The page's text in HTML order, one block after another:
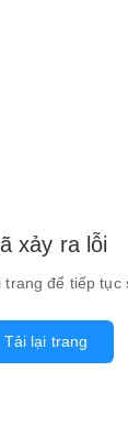
xảy ra lỗi
trang để tiếp tục
Tải lại trang